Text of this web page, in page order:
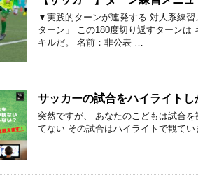
▼実践的ターンが連発する 対人系練
ターン」 この180度切り返すターンは
キルだ。 名前：非公表 …
サッカーの試合をハイライト
突然ですが、 あなたのこどもは試合を
てない その試合はハイライトで観て